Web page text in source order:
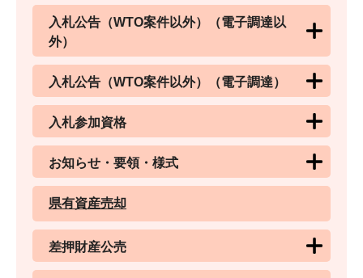
入札公告（WTO案件以外）（電子調達以
外）
入札公告（WTO案件以外）（電子調達）
入札参加資格
お知らせ・要領・様式
県有資産売却
差押財産公売